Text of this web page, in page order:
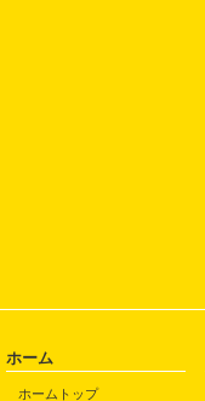
ホーム
ホームトップ